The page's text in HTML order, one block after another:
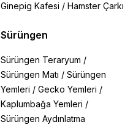
Ginepig Kafesi / Hamster Çarkı
Sürüngen
Sürüngen Teraryum /
Sürüngen Matı / Sürüngen
Yemleri / Gecko Yemleri /
Kaplumbağa Yemleri /
Sürüngen Aydınlatma